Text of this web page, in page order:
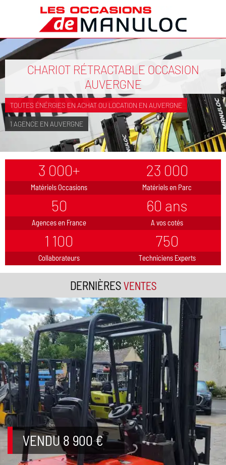
CHARIOT RÉTRACTABLE OCCASION
AUVERGNE
TOUTES ÉNÉRGIES EN ACHAT OU LOCATION EN AUVERGNE
1 AGENCE EN AUVERGNE
3 000+
Matériels Occasions
23 000
Matériels en Parc
50
Agences en France
60 ans
A vos cotés
1 100
Collaborateurs
750
Techniciens Experts
DERNIÈRESVENTES
VENDU 8 900 €